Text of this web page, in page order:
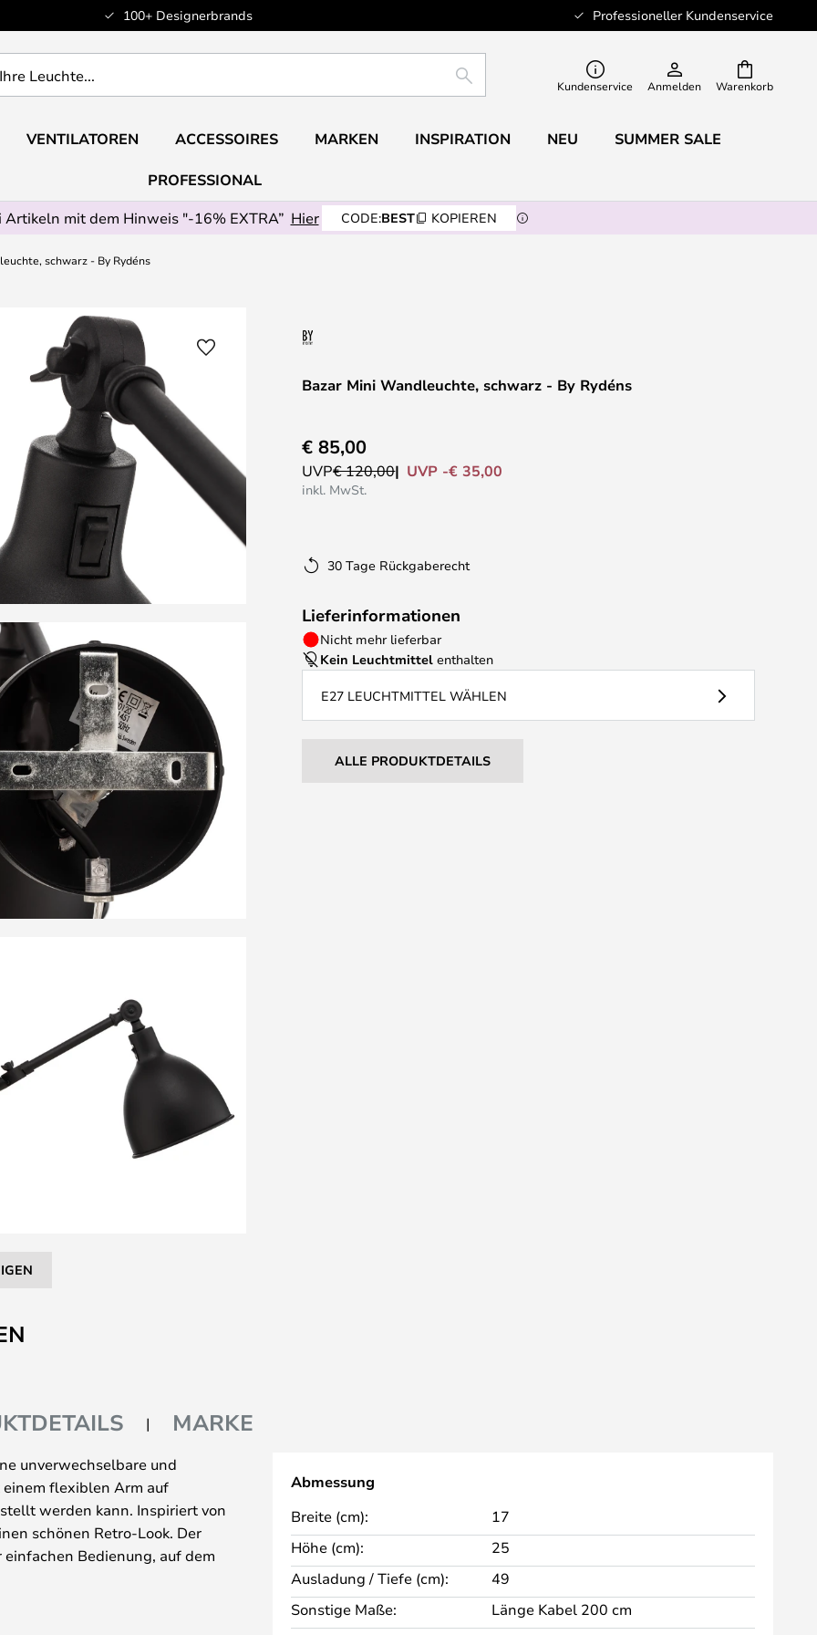
100+ Designerbrands Professioneller Kundenservice
Warenkorb
SUCHE Kundenservice Anmelden
VENTILATOREN ACCESSOIRES MARKEN INSPIRATION NEU SUMMER SALE
PROFESSIONAL
mit dem Hinweis "-16% EXTRA” Hier CODE:BEST KOPIEREN
schwarz - By Rydéns
Bazar Mini Wandleuchte, schwarz - By Rydéns
€ 85,00
UVP€ 120,00 UVP -€ 35,00
inkl. MwSt.
30 Tage Rückgaberecht
Lieferinformationen
Nicht mehr lieferbar
Kein Leuchtmittel enthalten
E27 LEUCHTMITTEL WÄHLEN
ALLE PRODUKTDETAILS
MARKE
unverwechselbare und
flexiblen Arm auf
werden kann. Inspiriert von
schönen Retro-Look. Der
Bedienung, auf dem
verschiedenen Ausführungen
Abmessung
Breite (cm):
17
Höhe (cm):
25
Ausladung / Tiefe (cm):
49
Sonstige Maße:
Länge Kabel 200 cm